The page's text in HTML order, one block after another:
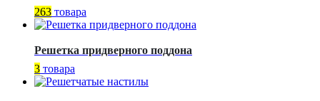
263 товара
Решетка придверного поддона
3 товара